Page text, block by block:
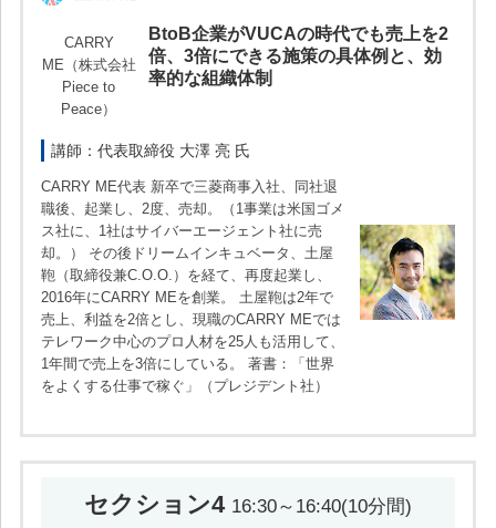
CARRY
ME（株式会社
Piece to
Peace）
BtoB企業がVUCAの時代でも売上を2
倍、3倍にできる施策の具体例と、効
率的な組織体制
講師：代表取締役 大澤 亮 氏
CARRY ME代表 新卒で三菱商事入社、同社退
職後、起業し、2度、売却。（1事業は米国ゴメ
ス社に、1社はサイバーエージェント社に売
却。） その後ドリームインキュベータ、土屋
鞄（取締役兼C.O.O.）を経て、再度起業し、
2016年にCARRY MEを創業。 土屋鞄は2年で
売上、利益を2倍とし、現職のCARRY MEでは
テレワーク中心のプロ人材を25人も活用して、
1年間で売上を3倍にしている。 著書：「世界
をよくする仕事で稼ぐ」（プレジデント社）
セクション4 16:30～16:40(10分間)